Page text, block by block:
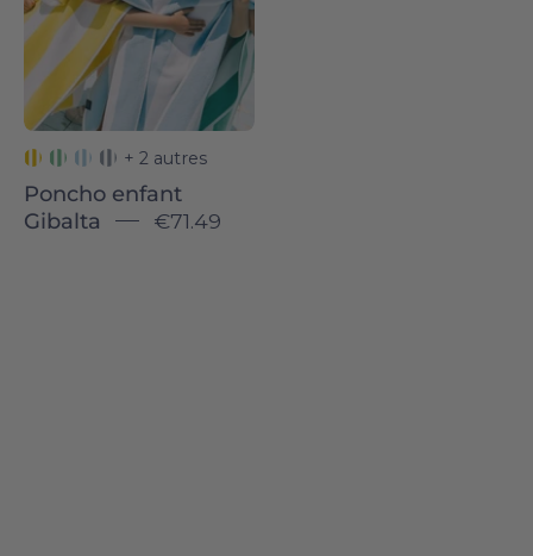
ponchos
hugging
other
outdoors.
+ 2 autres
Poncho enfant
Gibalta
€71.49